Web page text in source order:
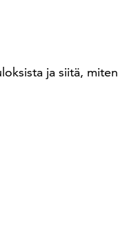
ja siitä, miten